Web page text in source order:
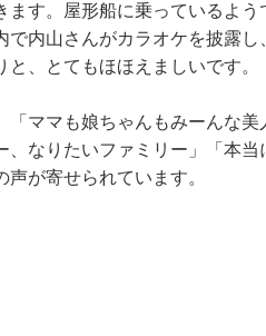
す。屋形船に乗っているよ
内山さんがカラオケを披露し
、とてもほほえましいです。
ママも娘ちゃんもみーんな
なりたいファミリー」「本当
が寄せられています。